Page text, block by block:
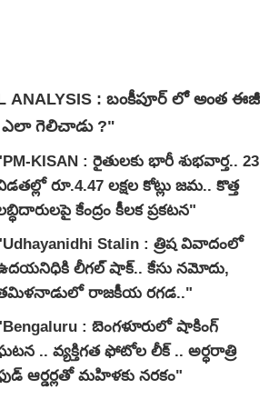
ANALYSIS : బంకీపూర్ లో అంత ఈజీ
ఎలా గెలిచాడు ?"
KISAN : రైతులకు భారీ శుభవార్త.. 23
రూ.4.47 లక్షల కోట్లు జమ.. కొత్త
కేంద్రం కీలక ప్రకటన"
Stalin : త్రిష వివాదంలో
లీగల్ షాక్.. కేసు నమోదు,
రాజకీయ రగడ.."
: బెంగళూరులో షాకింగ్
.. వ్యక్తిగత ఫోటోల లీక్ .. అర్ధరాత్రి
ఆర్డర్లతో మహిళకు నరకం"